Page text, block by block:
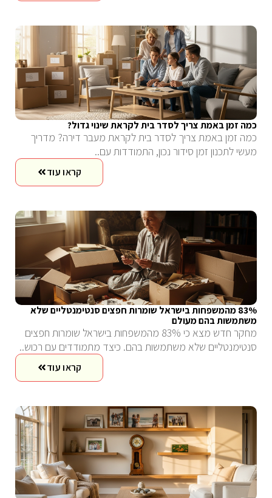
כמה זמן באמת צריך לסדר בית לקראת שינוי גדול?
כמה זמן באמת צריך לסדר בית לקראת מעבר דירה? מדריך
מעשי לתכנון זמן סידור נכון, התמודדות עם..
קראו עוד
83% מהמשפחות בישראל שומרות חפצים סנטימנטליים שלא
משתמשות בהם מעולם
מחקר חדש מצא כי 83% מהמשפחות בישראל שומרות חפצים
סנטימנטליים שלא משתמשות בהם. כיצד מתמודדים עם רכוש..
קראו עוד